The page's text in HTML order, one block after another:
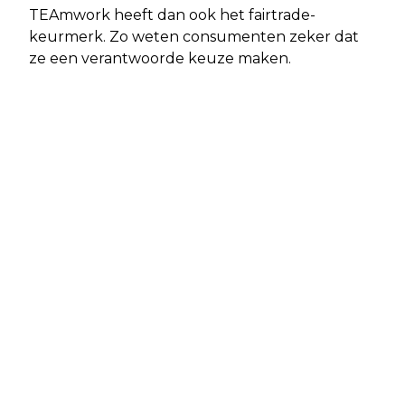
TEAmwork heeft dan ook het fairtrade-
keurmerk. Zo weten consumenten zeker dat
ze een verantwoorde keuze maken.